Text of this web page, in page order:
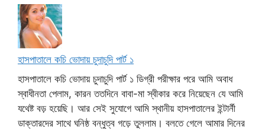
হাসপাতালে কচি ভোদায় চুদাচুদি পার্ট ১
হাসপাতালে কচি ভোদায় চুদাচুদি পার্ট ১ ডিগ্রী পরীক্ষার পরে আমি অবাধ
স্বাধীনতা পেলাম, কারন ততদিনে বাবা-মা স্বীকার করে নিয়েছেন যে আমি
যথেষ্ট বড় হয়েছি। আর সেই সুযোগে আমি স্থানীয় হাসপাতালের ইন্টার্নী
ডাক্তারদের সাথে ঘনিষ্ঠ বন্ধুত্ব গড়ে তুললাম। বলতে গেলে আমার দিনের